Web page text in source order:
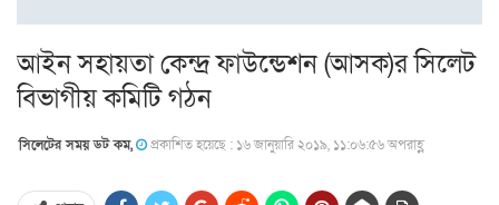
আইন সহায়তা কেন্দ্র ফাউন্ডেশন (আসক)র সিলেট
বিভাগীয় কমিটি গঠন
সিলেটের সময় ডট কম, প্রকাশিত হয়েছে : ১৬ জানুয়ারি ২০১৯, ১১:০৬:৫৬ অপরাহ্ণ